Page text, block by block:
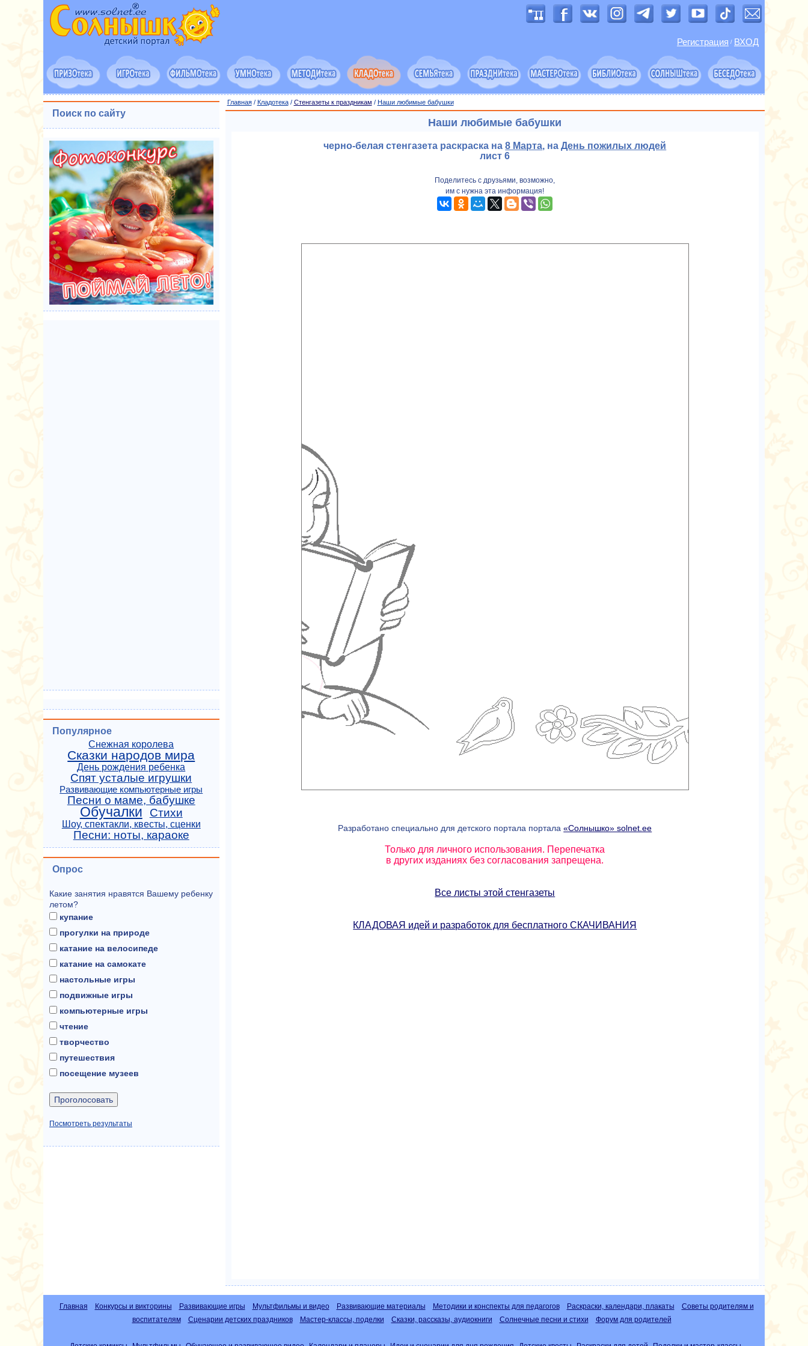
Регистрация / ВХОД
Главная/ Кладотека/ Стенгазеты к праздникам / Наши любимые бабушки
Наши любимые бабушки
черно-белая стенгазета раскраска на8 Марта, наДень пожилых людей
лист 6
Поделитесь с друзьями, возможно,
им с нужна эта информация!
Разработано специально для детского портала портала«Солнышко» solnet.ee
Только для личного использования. Перепечатка
в других изданиях без согласования запрещена.
Все листы этой стенгазеты
КЛАДОВАЯ идей и разработок для бесплатного СКАЧИВАНИЯ
Поиск по сайту
Популярное
Снежная королева
Сказки народов мира
День рождения ребенка
Спят усталые игрушки
Развивающие компьютерные игры
Песни о маме, бабушке
Обучалки Стихи
Шоу, спектакли, квесты, сценки
Песни: ноты, караоке
Опрос
Какие занятия нравятся Вашему ребенку
летом?
купание
прогулки на природе
катание на велосипеде
катание на самокате
настольные игры
подвижные игры
компьютерные игры
чтение
творчество
путешествия
посещение музеев
Посмотреть результаты
Главная Конкурсы и викторины Развивающие игры Мультфильмы и видео Развивающие материалы Методики и конспекты для педагогов Раскраски, календари, плакаты
Советы родителям и
воспитателям
Сценарии детских праздников Мастер-классы, поделки Сказки, рассказы, аудиокниги Солнечные песни и стихи Форум для родителей